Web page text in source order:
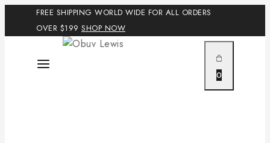
FREE SHIPPING WORLD WIDE FOR ALL ORDERS
OVER $199 SHOP NOW
0